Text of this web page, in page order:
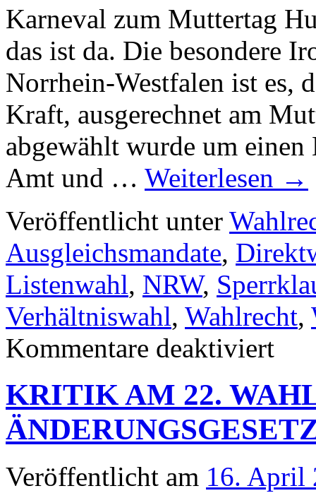
Karneval zum Muttertag
das ist da. Die besondere
Norrhein-Westfalen ist es,
Kraft, ausgerechnet am
abgewählt wurde um
Amt und … Weiterlesen →
Veröffentlicht unter
Ausgleichsmandate,
Listenwahl, NRW,
Verhältniswahl, Wahlrecht,
Kommentare deaktiviert
NRW
–
eine
Glosse
KRITIK AM 22.
Veröffentlicht am 16. April